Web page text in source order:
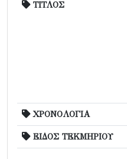
ΤΙΤΛΟΣ
ΧΡΟΝΟΛΟΓΙΑ
ΕΙΔΟΣ ΤΕΚΜΗΡΙΟΥ